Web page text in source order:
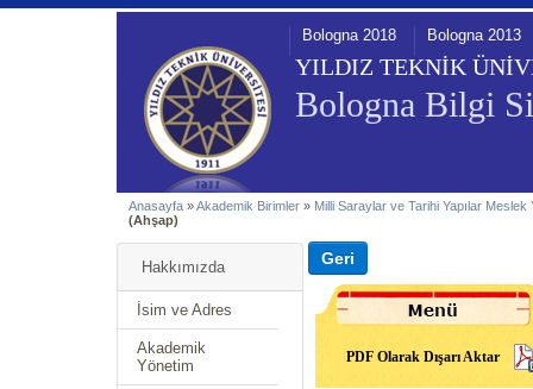
YILDIZ TEKNİK
Bologna Bilgi
Bologna 2018 Bologna 2013
Anasayfa »Akademik Birimler » Milli Saraylar ve Tarihi Yapılar
(Ahşap)
Hakkımızda
İsim ve Adres
Akademik
Yönetim
PDF Olarak Dışarı Aktar